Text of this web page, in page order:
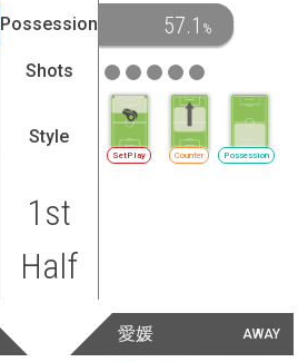
Possession 57.1 %
Shots
Style
SetPlay Counter Possession
1st
Half
AWAY
愛媛